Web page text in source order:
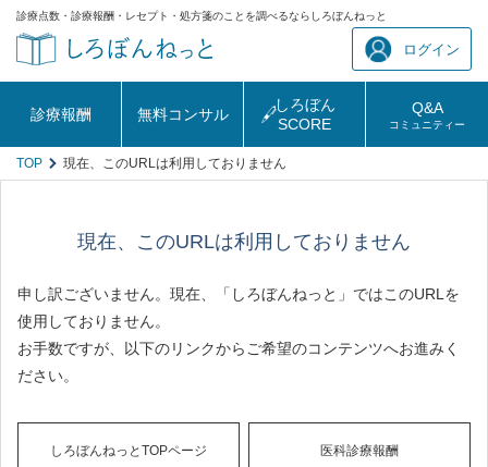
診療点数・診療報酬・レセプト・処方箋のことを調べるならしろぼんねっと
ログイン
診療報酬 無料コンサル
しろぼん
SCORE
Q&A
コミュニティー
TOP 現在、このURLは利用しておりません
現在、このURLは利用しておりません
申し訳ございません。現在、「しろぼんねっと」ではこのURLを
使用しておりません。
お手数ですが、以下のリンクからご希望のコンテンツへお進みく
ださい。
しろぼんねっとTOPページ 医科診療報酬